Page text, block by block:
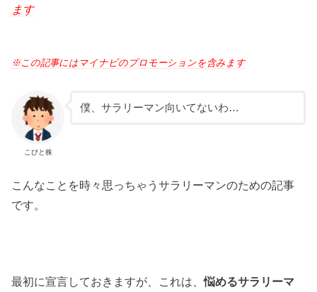
ます
※この記事にはマイナビのプロモーションを含みます
こびと株
僕、サラリーマン向いてないわ…
こんなことを時々思っちゃうサラリーマンのための記事
です。
最初に宣言しておきますが、これは、悩めるサラリーマ